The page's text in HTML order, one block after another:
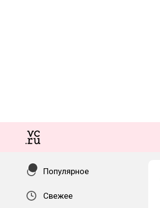
Популярное
Свежее